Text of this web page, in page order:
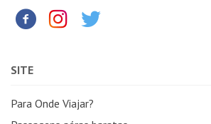
SITE
Para Onde Viajar?